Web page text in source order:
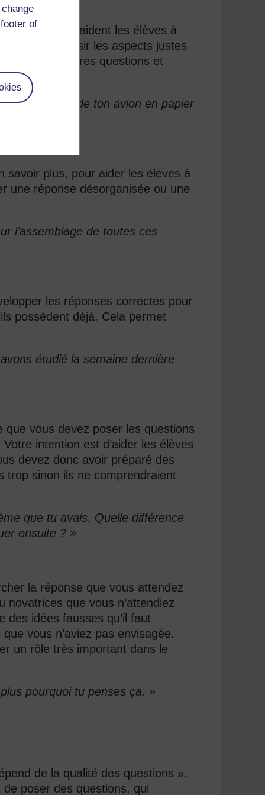
of
indices qui aident les élèves à
par choisir les aspects justes
posez d’autres questions et
à l’extrémité de ton avion en papier
savoir plus, pour aider les élèves à
une réponse désorganisée ou une
l’assemblage de toutes ces
les réponses correctes pour
possèdent déjà. Cela permet
étudié la semaine dernière
que vous devez poser les questions
intention est d’aider les élèves
devez donc avoir préparé des
trop sinon ils ne comprendraient
que tu avais. Quelle différence
ensuite ? »
la réponse que vous attendez
novatrices que vous n’attendiez
idées fausses qu’il faut
vous n’aviez pas envisagée.
un rôle très important dans le
pourquoi tu penses ça. »
de la qualité des questions ».
de poser des questions, qui